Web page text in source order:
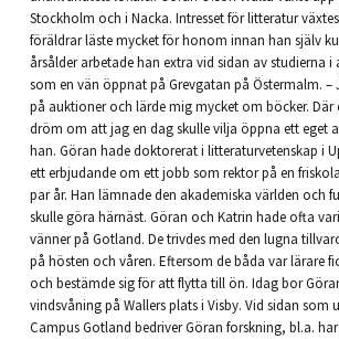
Stockholm och i Nacka. Intresset för litteratur
föräldrar läste mycket för honom innan han själv
årsålder arbetade han extra vid sidan av studierna
som en vän öppnat på Grevgatan på Östermalm.
på auktioner och lärde mig mycket om böcker. Där
dröm om att jag en dag skulle vilja öppna ett eget
han. Göran hade doktorerat i litteraturvetenskap i
ett erbjudande om ett jobb som rektor på en
par år. Han lämnade den akademiska världen och
skulle göra härnäst. Göran och Katrin hade ofta
vänner på Gotland. De trivdes med den lugna
på hösten och våren. Eftersom de båda var lärare
och bestämde sig för att flytta till ön. Idag bor
vindsvåning på Wallers plats i Visby. Vid sidan som
Campus Gotland bedriver Göran forskning, bl.a.